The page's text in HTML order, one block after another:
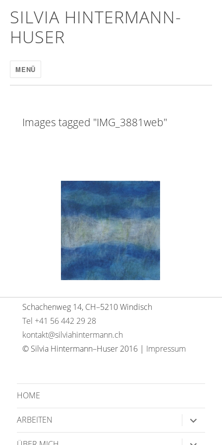
SILVIA HINTERMANN-
HUSER
MENÜ
Images tagged "IMG_3881web"
Schachenweg 14, CH–5210 Windisch
Tel +41 56 442 29 28
kontakt@silviahintermann.ch
© Silvia Hintermann–Huser 2016 | Impressum
HOME
ARBEITEN anzeigen